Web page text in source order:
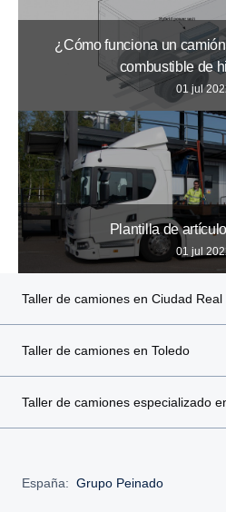
¿Cómo funciona un
combustible de
01 jul
Plantilla de
01 jul
Taller de camiones en Ciudad Real
Taller de camiones en Toledo
Taller de camiones especializado
España: Grupo Peinado